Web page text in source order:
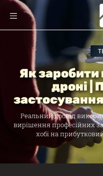
Як
дроні |
Реальний досвід
вирішення професійних
хобі на